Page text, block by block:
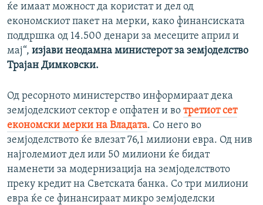
ќе имаат можност да користат и дел од
економскиот пакет на мерки, како финансиската
поддршка од 14.500 денари за месеците април и
мај“, изјави неодамна министерот за земјоделство
Трајан Димковски.
Од ресорното министерство информираат дека
земјоделскиот сектор е опфатен и во третиот сет
економски мерки на Владата. Со него во
земјоделството ќе влезат 76,1 милиони евра. Од нив
најголемиот дел или 50 милиони ќе бидат
наменети за модернизација на земјоделството
преку кредит на Светската банка. Со три милиони
евра ќе се финансираат микро земјоделски